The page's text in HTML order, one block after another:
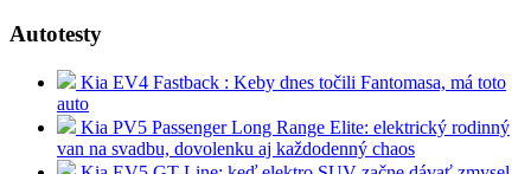
Autotesty
Kia EV4 Fastback : Keby dnes točili Fantomasa, má toto
auto
Kia PV5 Passenger Long Range Elite: elektrický rodinný
van na svadbu, dovolenku aj každodenný chaos